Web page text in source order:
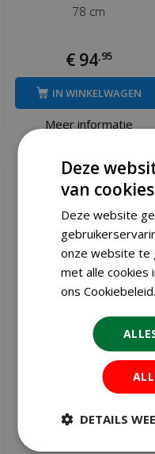
78 cm
€ 94 95
Meer informatie
IN WINKELWAGEN
Nature kweekkap H 33,5
Deze
van
Deze website
onze website te
met alle cookies
ons Cookiebeleid.
DETAILS